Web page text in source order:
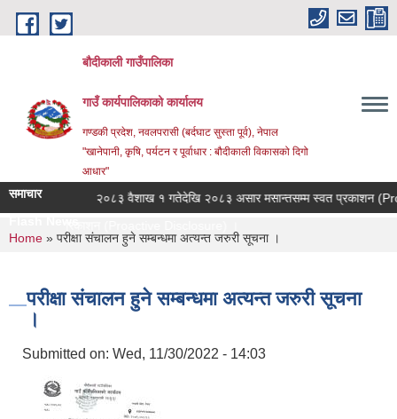
Skip to main content
बौदीकाली गाउँपालिका
गाउँ कार्यपालिकाको कार्यालय
गण्डकी प्रदेश, नवलपरासी (बर्दघाट सुस्ता पूर्व), नेपाल
"खानेपानी, कृषि, पर्यटन र पूर्वाधार : बौदीकाली विकासको दिगो
आधार"
समाचार
सूचना ।
२०८३ वैशाख १ गतेदेखि २०८३ असार मसान्तसम्म स्वत प्रकाशन
You are here
Home » परीक्षा संचालन हुने सम्बन्धमा अत्यन्त जरुरी सूचना ।
परीक्षा संचालन हुने सम्बन्धमा अत्यन्त जरुरी सूचना
।
Submitted on: Wed, 11/30/2022 - 14:03